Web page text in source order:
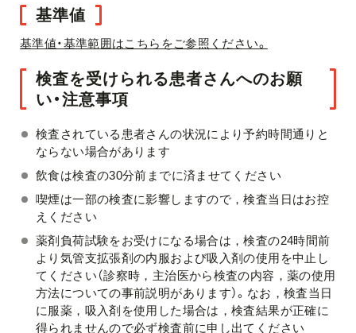
基準値
基準値・基準範囲はこちらをご参照ください。
検査を受けられる患者さんへのお願
い・注意事項
検査されている患者さんの状況により予約時間通りと
ならない場合があります
飲食は検査の30分前までに済ませてください
喫煙は一部の検査に影響しますので，検査当日はお控
えください
薬剤負荷試験をお受けになる場合は，検査の24時間前
より気管支拡張剤の内服および吸入剤の使用を中止し
てください（診察時，主治医から検査の内容，薬の使用
方法についての事前説明があります）。なお，検査当日
に服薬，吸入剤を使用した場合は，検査結果が正確に
得られませんので必ず検査前に申し出てください